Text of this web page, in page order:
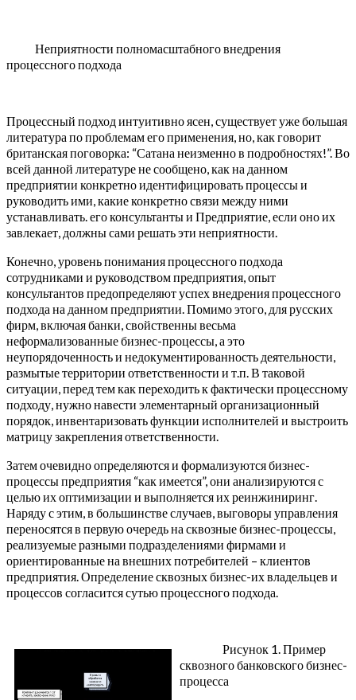
Неприятности полномасштабного внедрения
процессного подхода
Процессный подход интуитивно ясен, существует уже большая
литература по проблемам его применения, но, как говорит
британская поговорка: “Сатана неизменно в подробностях!”. Во
всей данной литературе не сообщено, как на данном
предприятии конкретно идентифицировать процессы и
руководить ими, какие конкретно связи между ними
устанавливать. его консультанты и Предприятие, если оно их
завлекает, должны сами решать эти неприятности.
Конечно, уровень понимания процессного подхода
сотрудниками и руководством предприятия, опыт
консультантов предопределяют успех внедрения процессного
подхода на данном предприятии. Помимо этого, для русских
фирм, включая банки, свойственны весьма
неформализованные бизнес-процессы, а это
неупорядоченность и недокументированность деятельности,
размытые территории ответственности и т.п. В таковой
ситуации, перед тем как переходить к фактически процессному
подходу, нужно навести элементарный организационный
порядок, инвентаризовать функции исполнителей и выстроить
матрицу закрепления ответственности.
Затем очевидно определяются и формализуются бизнес-
процессы предприятия “как имеется”, они анализируются с
целью их оптимизации и выполняется их реинжиниринг.
Наряду с этим, в большинстве случаев, выговоры управления
переносятся в первую очередь на сквозные бизнес-процессы,
реализуемые разными подразделениями фирмами и
ориентированные на внешних потребителей – клиентов
предприятия. Определение сквозных бизнес-их владельцев и
процессов согласится сутью процессного подхода.
Рисунок 1. Пример
сквозного банковского бизнес-
процесса